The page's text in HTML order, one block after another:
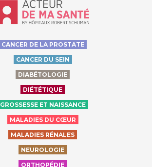
Accueil - Acteur de ma santé, by
CANCER DE LA PROSTATE
CANCER DU SEIN
DIABÉTOLOGIE
DIÉTÉTIQUE
GROSSESSE ET NAISSANCE
MALADIES DU CŒUR
MALADIES RÉNALES
NEUROLOGIE
ORTHOPÉDIE